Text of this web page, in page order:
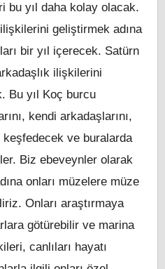
bu yıl daha kolay olacak.
geliştirmek adına
bir yıl içerecek. Satürn
ilişkilerini
Bu yıl Koç burcu
kendi arkadaşlarını,
keşfedecek ve buralarda
Biz ebeveynler olarak
onları müzelere müze
Onları araştırmaya
götürebilir ve marina
canlıları hayatı